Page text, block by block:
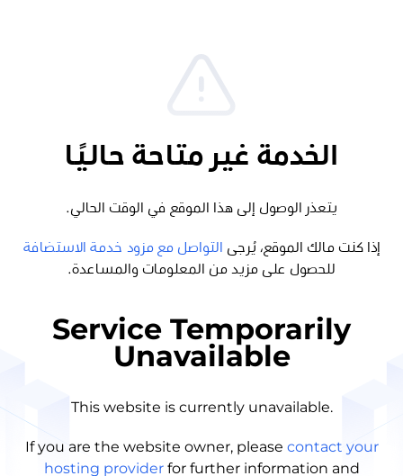
الخدمة غير متاحة حاليًا
يتعذر الوصول إلى هذا الموقع في الوقت الحالي.
إذا كنت مالك الموقع، يُرجى
التواصل مع مزود خدمة الاستضافة
للحصول على مزيد من المعلومات والمساعدة.
Service Temporarily
Unavailable
This website is currently unavailable.
If you are the website owner, please contact your
hosting provider for further information and